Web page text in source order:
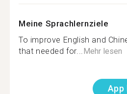
Meine Sprachlernziele
To improve English and
that needed for...Mehr lesen
App